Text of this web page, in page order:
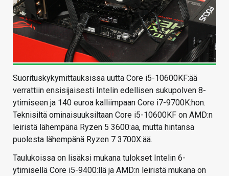
Suorituskykymittauksissa uutta Core i5-10600KF:ää
verrattiin ensisijaisesti Intelin edellisen sukupolven 8-
ytimiseen ja 140 euroa kalliimpaan Core i7-9700K:hon.
Teknisiltä ominaisuuksiltaan Core i5-10600KF on AMD:n
leiristä lähempänä Ryzen 5 3600:aa, mutta hintansa
puolesta lähempänä Ryzen 7 3700X:ää.
Taulukoissa on lisäksi mukana tulokset Intelin 6-
ytimisellä Core i5-9400:llä ja AMD:n leiristä mukana on